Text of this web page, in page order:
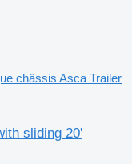
châssis Asca Trailer
sliding 20'